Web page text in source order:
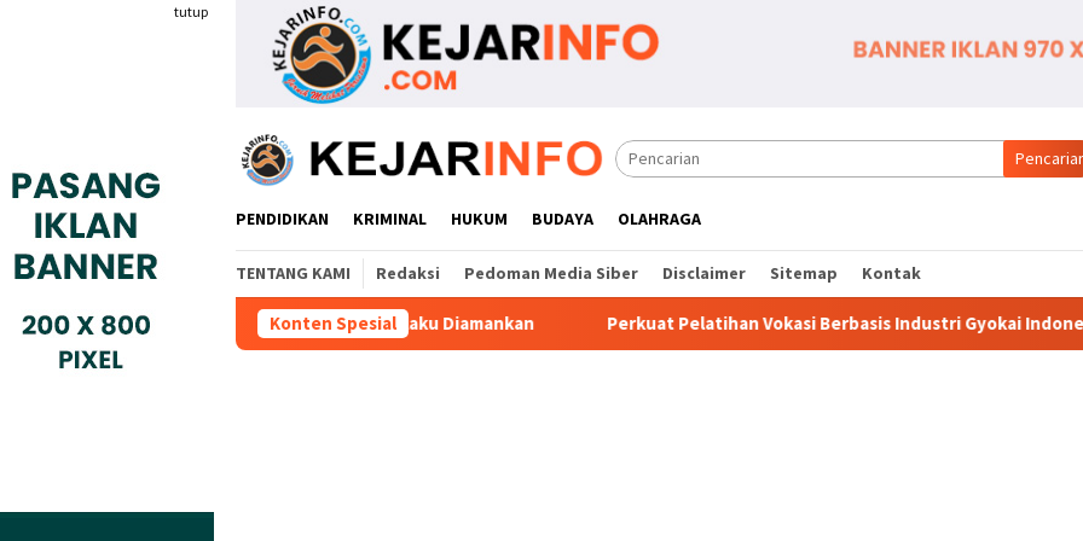
tutup
PENDIDIKAN KRIMINAL HUKUM BUDAYA OLAHRAGA
TENTANG KAMI Redaksi Pedoman Media Siber Disclaimer Sitemap Kontak
Konten Spesial
Obat Ilegal, Dua Pelaku Diamankan Perkuat Pelatihan Vokasi Berbasis Industri Gyokai Indonesia Kompeten Teken MoU